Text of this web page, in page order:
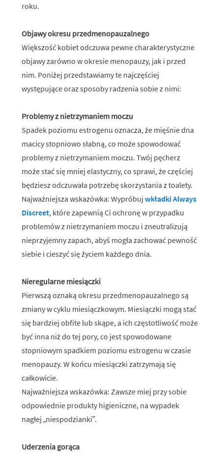
roku.
Objawy okresu przedmenopauzalnego
Większość kobiet odczuwa pewne charakterystyczne
objawy zarówno w okresie menopauzy, jak i przed
nim. Poniżej przedstawiamy te najczęściej
występujące oraz sposoby radzenia sobie z nimi:
Problemy z nietrzymaniem moczu
Spadek poziomu estrogenu oznacza, że mięśnie dna
macicy stopniowo słabną, co może spowodować
problemy z nietrzymaniem moczu. Twój pęcherz
może stać się mniej elastyczny, co sprawi, że częściej
będziesz odczuwała potrzebę skorzystania z toalety.
Najważniejsza wskazówka: Wypróbuj wkładki Always
Discreet, które zapewnią Ci ochronę w przypadku
problemów z nietrzymaniem moczu i zneutralizują
nieprzyjemny zapach, abyś mogła zachować pewność
siebie i cieszyć się życiem każdego dnia.
Nieregularne miesiączki
Pierwszą oznaką okresu przedmenopauzalnego są
zmiany w cyklu miesiączkowym. Miesiączki mogą stać
się bardziej obfite lub skąpe, a ich częstotliwość może
być inna niż do tej pory, co jest spowodowane
stopniowym spadkiem poziomu estrogenu w czasie
menopauzy. W końcu miesiączki zatrzymają się
całkowicie.
Najważniejsza wskazówka: Zawsze miej przy sobie
odpowiednie produkty higieniczne, na wypadek
nagłej „niespodzianki”.
Uderzenia gorąca